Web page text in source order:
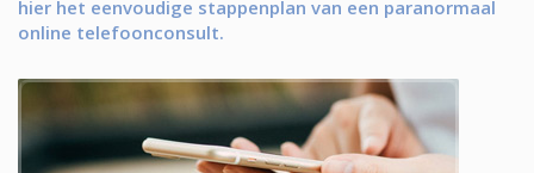
hier het eenvoudige stappenplan van een paranormaal
online telefoonconsult.